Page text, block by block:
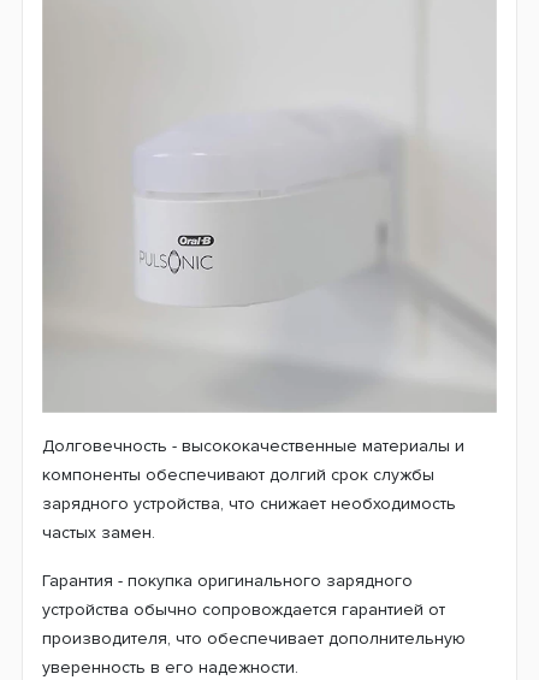
Долговечность - высококачественные материалы и
компоненты обеспечивают долгий срок службы
зарядного устройства, что снижает необходимость
частых замен.
Гарантия - покупка оригинального зарядного
устройства обычно сопровождается гарантией от
производителя, что обеспечивает дополнительную
уверенность в его надежности.